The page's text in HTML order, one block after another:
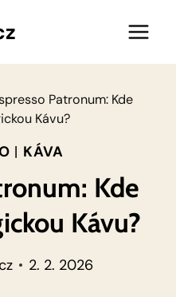
Patronum: Kde
Kávu?
| KÁVA
Kde
Kávu?
2. 2. 2026